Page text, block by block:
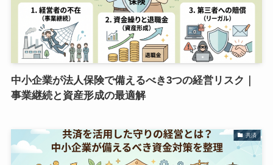
中小企業が法人保険で備えるべき3つの経営リスク｜
事業継続と資産形成の最適解
共済